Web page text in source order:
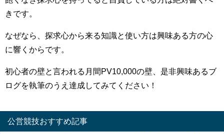
きです。
なぜなら、探求心から来る知識と使い方は興味ある方の心
に響くからです。
初心者の壁と言われる月間PV10,000の壁、是非興味あるブ
ログを執筆のうえ達成してみてください！
公営競技おすすめ記事